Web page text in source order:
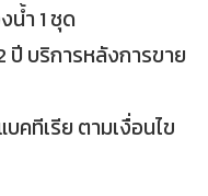
น้ำ 1 ชุด
ปี บริการหลังการขาย
คทีเรีย ตามเงื่อนไข